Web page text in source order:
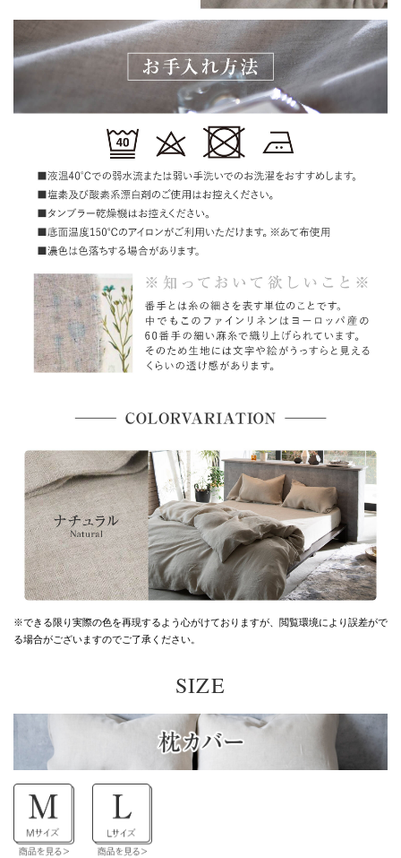
※できる限り実際の色を再現するよう心がけておりますが、 閲覧環境により誤差がで
る場合がございますのでご了承ください。
SIZE